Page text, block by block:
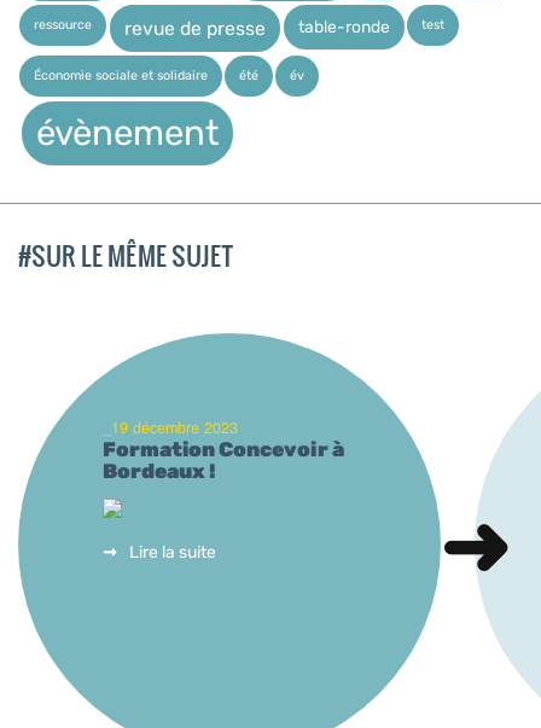
ressource revue de presse table-ronde test
Économie sociale et solidaire été év
évènement
#SUR LE MÊME SUJET
_19 décembre 2023
Formation Concevoir à
Bordeaux !
Lire la suite